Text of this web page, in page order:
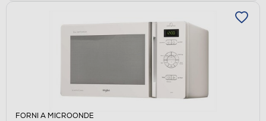
FORNI A MICROONDE